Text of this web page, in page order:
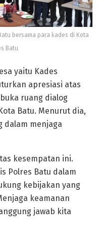
bersama para kades di Kota
Batu
yaitu Kades
apresiasi atas
ruang dialog
Batu. Menurut dia,
dalam menjaga
kesempatan ini.
Polres Batu dalam
kebijakan yang
keamanan
jawab kita